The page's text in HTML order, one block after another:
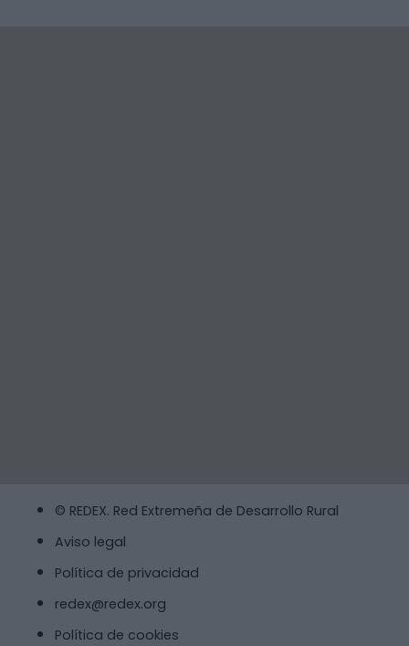
© REDEX. Red Extremeña de Desarrollo Rural
Aviso legal
Política de privacidad
redex@redex.org
Política de cookies